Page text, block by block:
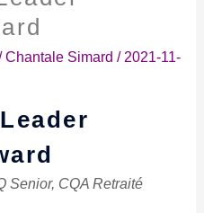
Chantale Simard / 2021-11-
Senior, CQA Retraité